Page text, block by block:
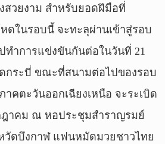
สวยงาม สำหรับยอดฝีมือที่
ดในรอบนี้ จะทะลุผ่านเข้าสู่รอบ
ทำการแข่งขันกันต่อในวันที่ 21
กระบี่ ขณะที่สนามต่อไปของรอบ
คตะวันออกเฉียงเหนือ จะระเบิด
าคม ณ หอประชุมสำราญรมย์
วัดบึงกาฬ แฟนหมัดมวยชาวไทย